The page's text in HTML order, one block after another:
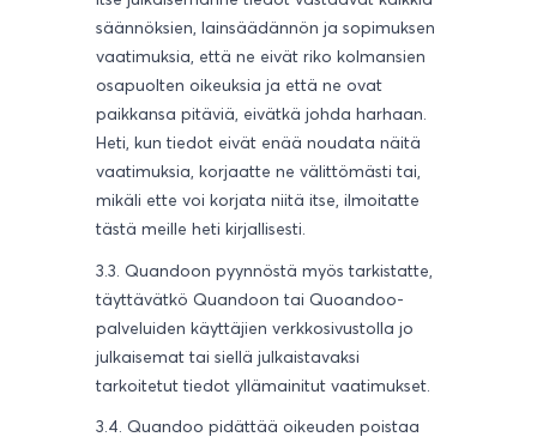
säännöksien, lainsäädännön ja sopimuksen
vaatimuksia, että ne eivät riko kolmansien
osapuolten oikeuksia ja että ne ovat
paikkansa pitäviä, eivätkä johda harhaan.
Heti, kun tiedot eivät enää noudata näitä
vaatimuksia, korjaatte ne välittömästi tai,
mikäli ette voi korjata niitä itse, ilmoitatte
tästä meille heti kirjallisesti.
3.3. Quandoon pyynnöstä myös tarkistatte,
täyttävätkö Quandoon tai Quoandoo-
palveluiden käyttäjien verkkosivustolla jo
julkaisemat tai siellä julkaistavaksi
tarkoitetut tiedot yllämainitut vaatimukset.
3.4. Quandoo pidättää oikeuden poistaa